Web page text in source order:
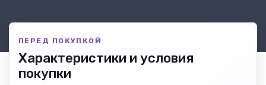
ПЕРЕД ПОКУПКОЙ
Характеристики и условия
покупки